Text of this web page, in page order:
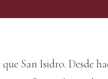
San Isidro. Desde